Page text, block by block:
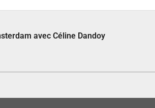
avec Céline Dandoy